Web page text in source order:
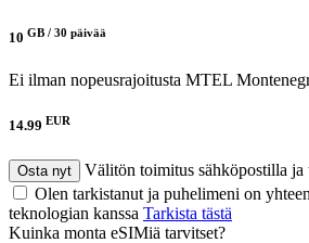
10 GB / 30 päivää
Ei ilman nopeusrajoitusta MTEL
14.99 EUR
Osta nyt
Välitön toimitus sähköpostilla ja
Olen tarkistanut ja puhelimeni on
teknologian kanssa Tarkista tästä
Kuinka monta eSIMiä tarvitset?